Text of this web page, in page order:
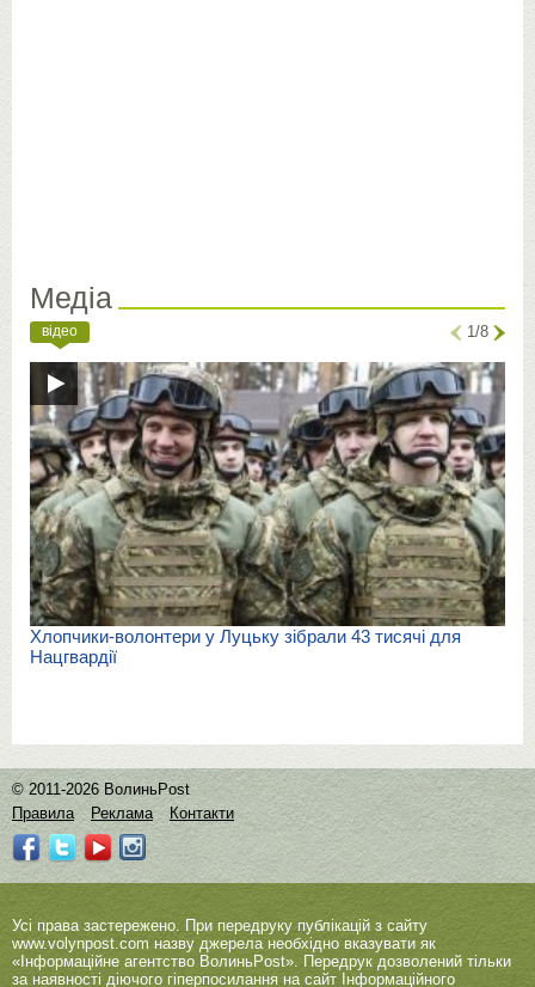
Медіа
відео 1/8
Хлопчики-волонтери у Луцьку зібрали 43 тисячі для
Нацгвардії
© 2011-2026 ВолиньPost
Правила
Реклама Контакти
Усі права застережено. При передруку публікацій з сайту
www.volynpost.com назву джерела необхідно вказувати як
«Інформаційне агентство ВолиньPost». Передрук дозволений тільки
за наявності діючого гіперпосилання на сайт Інформаційного